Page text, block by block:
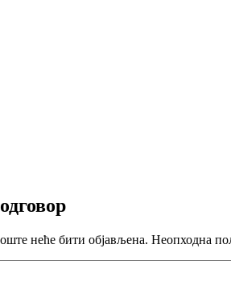
неће бити објављена. Неопходна